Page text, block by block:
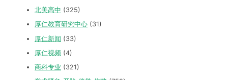
北美高中 (325)
厚仁教育研究中心 (31)
厚仁新闻 (33)
厚仁视频 (4)
商科专业 (321)